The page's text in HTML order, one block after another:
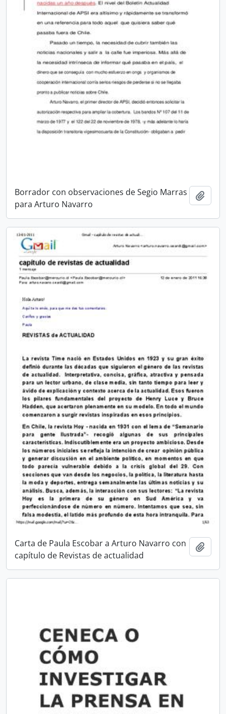
Borrador con observaciones de Segio Marras
para Arturo Navarro
Carta de Paula Escobar a Arturo Navarro con
capítulo de Revistas de actualidad